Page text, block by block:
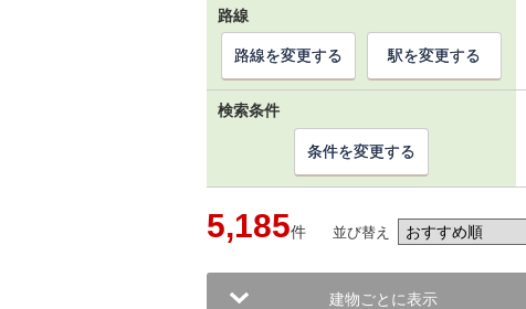
路線
路線を変更する 駅を変更する
検索条件
条件を変更する
5,185件 並び替え
建物ごとに表示